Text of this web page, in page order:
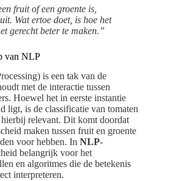
fruit of een groente is,
Wat ertoe doet, is hoe het
gerecht beter te maken.”
van NLP
is een tak van de
met de interactie tussen
Hoewel het in eerste instantie
ligt, is de classificatie van tomaten
relevant. Dit komt doordat
maken tussen fruit en groente
voor hebben. In NLP-
belangrijk voor het
en algoritmes die de betekenis
interpreteren.